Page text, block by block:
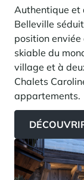
Authentique et
Belleville
position
skiable du
village et à
Chalets
appartements.